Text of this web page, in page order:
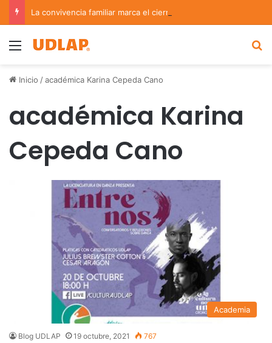
Menu
Inicio /académica Karina Cepeda Cano
académica Karina
Cepeda Cano
Academia
Blog UDLAP 19 octubre, 2021 767